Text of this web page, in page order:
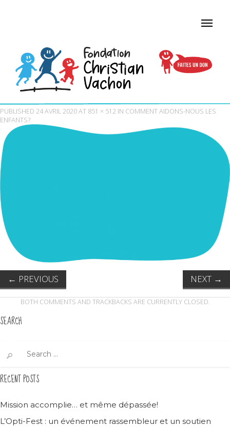
PUBLISHED 24 AVRIL 2020AT 851 × 512 IN COMMENT AIDONS-NOUS LES
ENFANTS?
← PREVIOUS NEXT →
BOTH COMMENTS AND TRACKBACKS ARE CURRENTLY CLOSED.
SEARCH
for:
RECENT POSTS
Mission accomplie… et même dépassée!
L’Opti-Fest : un événement rassembleur et un soutien